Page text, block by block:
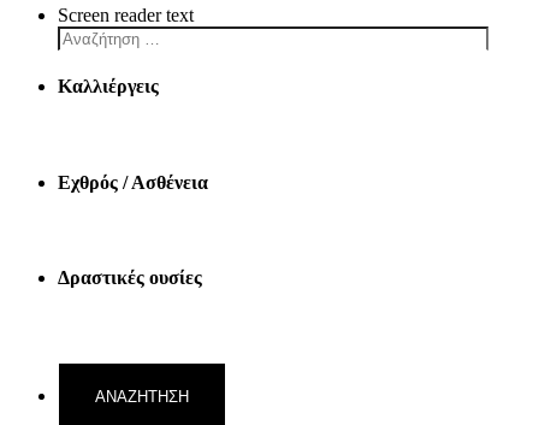
Screen reader text
Καλλιέργεις
Εχθρός / Ασθένεια
Δραστικές ουσίες